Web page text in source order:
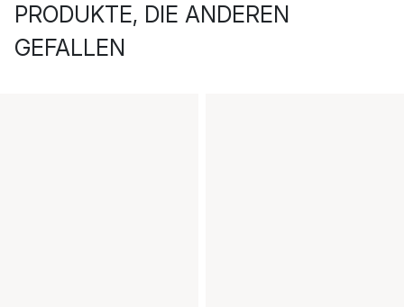
PRODUKTE, DIE ANDEREN
GEFALLEN